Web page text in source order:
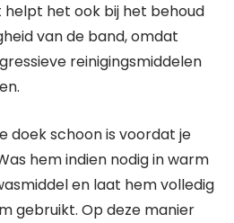
helpt het ook bij het behoud
van de band, omdat
reinigingsmiddelen
doek schoon is voordat je
hem indien nodig in warm
en laat hem volledig
gebruikt. Op deze manier